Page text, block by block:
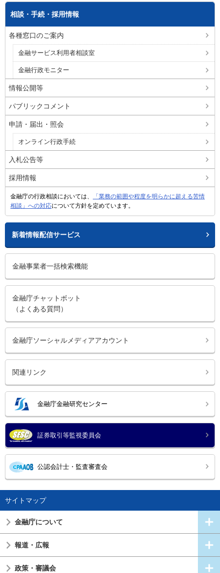
相談・手続・採用情報
各種窓口のご案内
金融サービス利用者相談室
金融行政モニター
情報公開等
パブリックコメント
申請・届出・照会
オンライン行政手続
入札公告等
採用情報
金融庁の行政相談においては、
「業務の範囲や程度を明らかに超える苦情
相談」への対応について方針を定めています。
新着情報配信サービス
金融事業者一括検索機能
金融庁チャットボット
（よくある質問）
金融庁ソーシャルメディアアカウント
関連リンク
金融庁金融研究センター
証券取引等監視委員会
公認会計士・監査審査会
サイトマップ
金融庁について
報道・広報
政策・審議会